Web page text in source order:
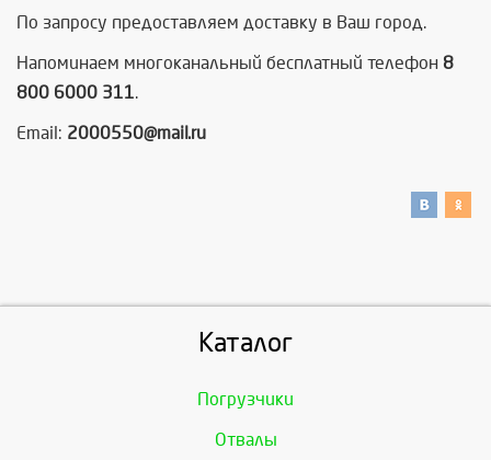
По запросу предоставляем доставку в Ваш город.
Напоминаем многоканальный бесплатный телефон 8
800 6000 311.
Email: 2000550@mail.ru
Каталог
Погрузчики
Отвалы